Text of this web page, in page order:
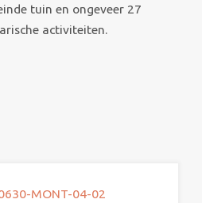
tuin en ongeveer 27
activiteiten.
MONT-04-02